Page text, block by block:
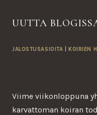
UUTTA
JALOSTUSASIOITA |KOIRIEN
Viime viikonloppuna
karvattoman koiran